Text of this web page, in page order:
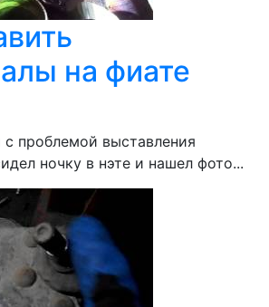
на фиате
проблемой выставления
ночку в нэте и нашел фото...